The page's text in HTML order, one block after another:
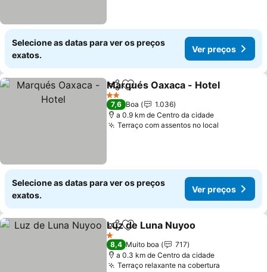
Selecione as datas para ver os preços
exatos.
Ver preços
PartilharAdicionar aos favoritos
Marqués Oaxaca - Hotel
2 Estrelas
7,6 Boa
1.036
a 0.9 km de Centro da cidade
Terraço com assentos no local
Selecione as datas para ver os preços
exatos.
Ver preços
PartilharAdicionar aos favoritos
Luz de Luna Nuyoo
1 Estrelas
8,4 Muito boa
717
a 0.3 km de Centro da cidade
Terraço relaxante na cobertura